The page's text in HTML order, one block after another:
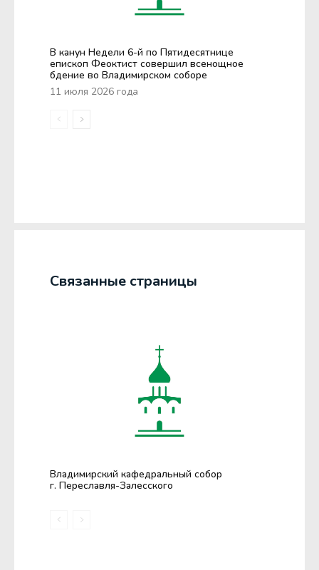
В канун Недели 6-й по Пятидесятнице
епископ Феоктист совершил всенощное
бдение во Владимирском соборе
11 июля 2026 года
Связанные страницы
Владимирский кафедральный собор
г. Переславля-Залесского